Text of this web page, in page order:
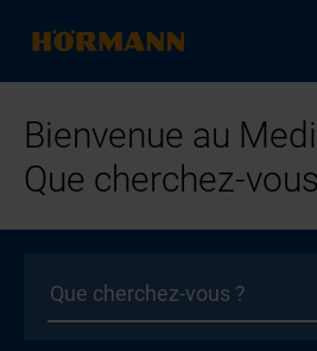
Bienvenue au
Que cherchez-